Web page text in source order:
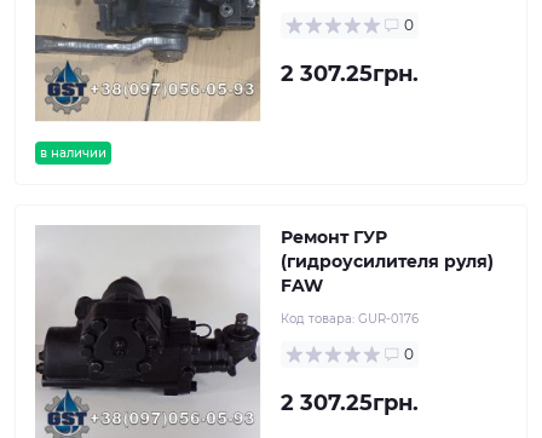
в наличии
0
2 307.25грн.
Ремонт ГУР
(гидроусилителя руля)
FAW
Код товара: GUR-0176
0
2 307.25грн.